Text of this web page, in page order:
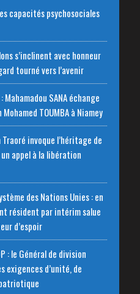
capacités psychosociales
s’inclinent avec honneur
tourné vers l’avenir
SANA échange
TOUMBA à Niamey
invoque l’héritage de
appel à la libération
des Nations Unies : en
résident par intérim salue
d’espoir
: le Général de division
exigences d’unité, de